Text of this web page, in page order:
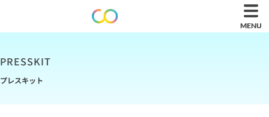
MENU
MENU
PRESSKIT
プレスキット